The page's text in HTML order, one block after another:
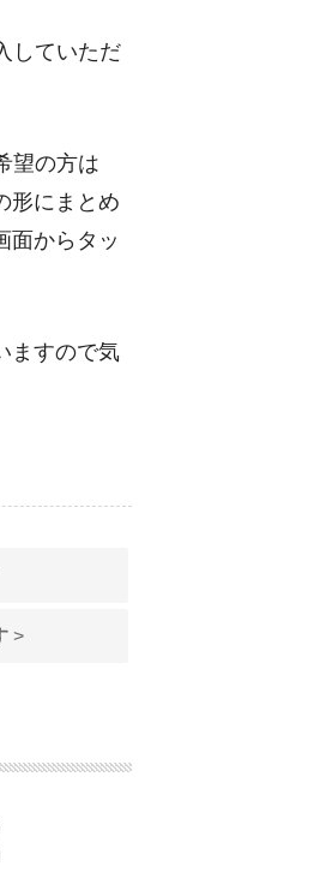
していただ
望の方は
形にまとめ
面からタッ
ますので気
>